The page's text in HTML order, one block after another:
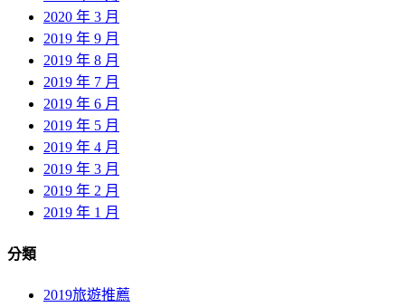
2020 年 3 月
2019 年 9 月
2019 年 8 月
2019 年 7 月
2019 年 6 月
2019 年 5 月
2019 年 4 月
2019 年 3 月
2019 年 2 月
2019 年 1 月
分類
2019旅遊推薦